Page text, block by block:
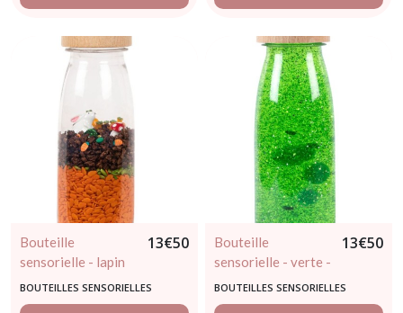
Bouteille
sensorielle - lapin
de pâques - Petit
Boum - dès 3 mois
13€50
BOUTEILLES SENSORIELLES
Bouteille
sensorielle - verte -
Petit Boum - dès 3
mois
13€50
BOUTEILLES SENSORIELLES